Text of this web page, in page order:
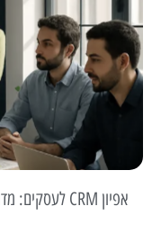
אפיון CRM לעסקים: מדריך למיפוי תהליכים לפני פיתוח | INFINES